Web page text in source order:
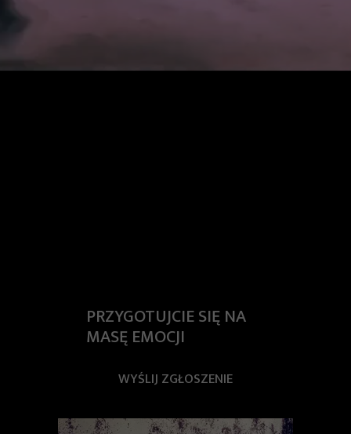
WYŚLIJ ZGŁOSZENIE
PRZYGOTUJCIE SIĘ NA
MASĘ EMOCJI